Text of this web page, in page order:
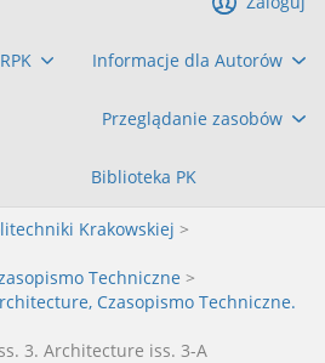
Informacje dla Autorów
Przeglądanie zasobów
Biblioteka PK
Krakowskiej >
Techniczne >
Czasopismo Techniczne.
3. Architecture iss. 3-A